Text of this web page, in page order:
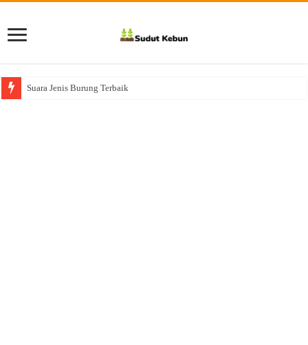
Suara Jenis Burung Terbaik